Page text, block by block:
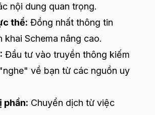
nội dung quan trọng.
thể: Đồng nhất thông tin
khai Schema nâng cao.
Đầu tư vào truyền thông kiếm
về bạn từ các nguồn uy
phần: Chuyển dịch từ việc